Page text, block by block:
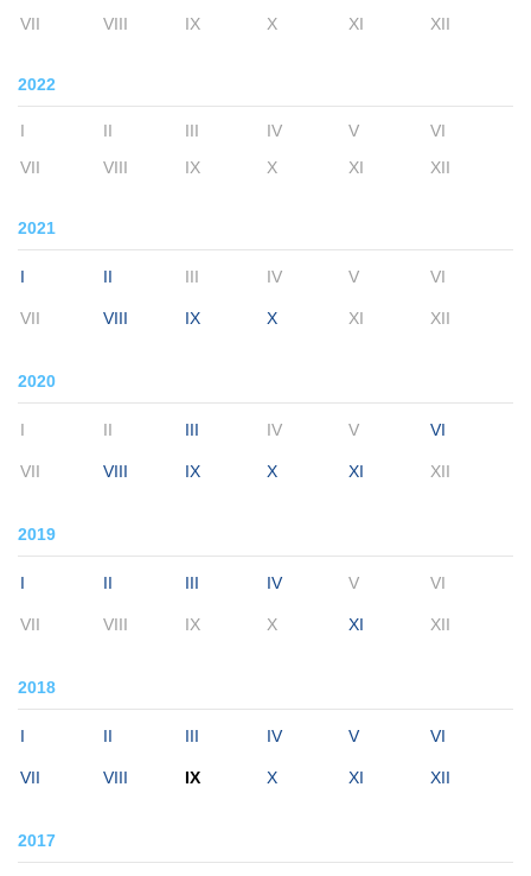
VII
VIII IX X XI XII
2022
I II III IV V
VI
VII
VIII IX X XI XII
2021
I II III IV V VI
VII VIII IX X XI XII
2020
I II III IV V VI
VII VIII IX X XI XII
2019
I II III IV V VI
VII VIII IX X XI XII
2018
I II III IV V VI
VII VIII IX X XI XII
2017